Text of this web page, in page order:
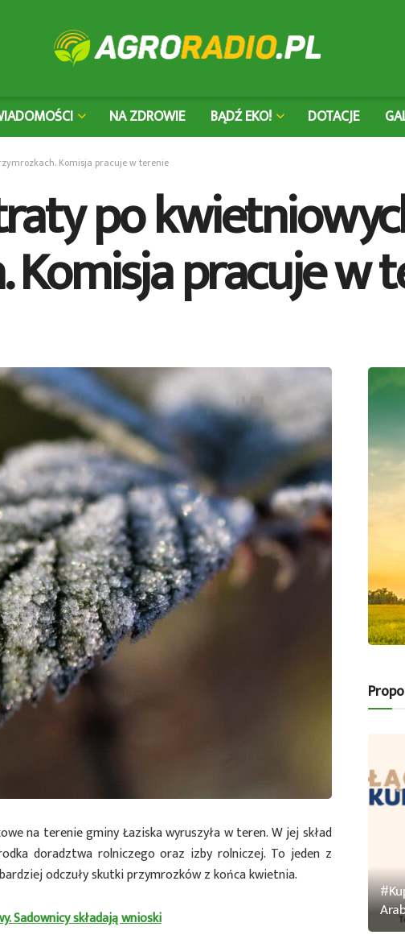
NA ZDROWIE BĄDŹ EKO! DOTACJE
Komisja pracuje w terenie
po
Komisja pracuje w
na terenie gminy Łaziska wyruszyła w teren. W jej skład
doradztwa rolniczego oraz izby rolniczej. To jeden z
odczuły skutki przymrozków z końca kwietnia.
Sadownicy składają wnioski